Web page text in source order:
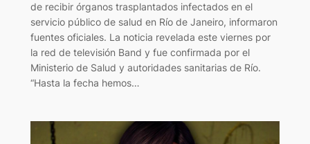
de recibir órganos trasplantados infectados en el
servicio público de salud en Río de Janeiro, informaron
fuentes oficiales. La noticia revelada este viernes por
la red de televisión Band y fue confirmada por el
Ministerio de Salud y autoridades sanitarias de Río.
“Hasta la fecha hemos…